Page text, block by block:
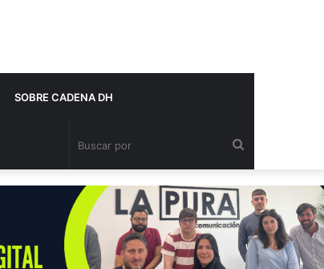
SOBRE CADENA DH
por